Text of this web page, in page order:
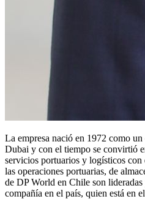
La empresa nació en 1972 como
Dubai y con el tiempo se convirtió
servicios portuarios y logísticos con
las operaciones portuarias, de
de DP World en Chile son
compañía en el país, quien está en